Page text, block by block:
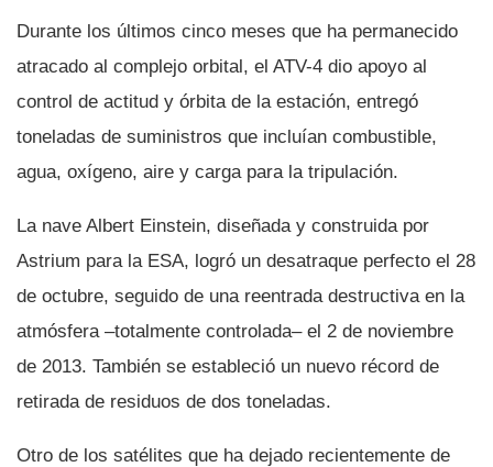
Durante los últimos cinco meses que ha permanecido
atracado al complejo orbital, el ATV-4 dio apoyo al
control de actitud y órbita de la estación, entregó
toneladas de suministros que incluí­an combustible,
agua, oxí­geno, aire y carga para la tripulación.
La nave Albert Einstein, diseñada y construida por
Astrium para la ESA, logró un desatraque perfecto el 28
de octubre, seguido de una reentrada destructiva en la
atmósfera –totalmente controlada– el 2 de noviembre
de 2013. También se estableció un nuevo récord de
retirada de residuos de dos toneladas.
Otro de los satélites que ha dejado recientemente de